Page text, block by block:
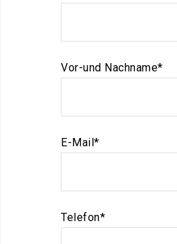
Vor-und Nachname*
E-Mail*
Telefon*